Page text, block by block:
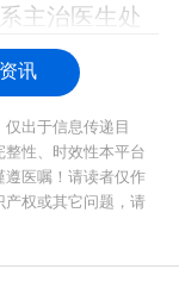
主治医生处
讯
出于信息传递目
性、时效性本平台
医嘱！请读者仅作
权或其它问题，请